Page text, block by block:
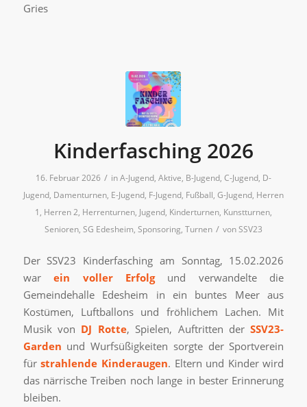
Gries
Kinderfasching 2026
16. Februar 2026 / inA-Jugend, Aktive, B-Jugend, C-Jugend, D-
Jugend, Damenturnen, E-Jugend, F-Jugend, Fußball, G-Jugend, Herren
1 , Herren 2, Herrenturnen, Jugend, Kinderturnen, Kunstturnen,
Senioren, SG Edesheim, Sponsoring, Turnen / vonSSV23
Der SSV23 Kinderfasching am Sonntag, 15.02.2026
warein voller Erfolgund verwandelte die
Gemeindehalle Edesheim in ein buntes Meer aus
Kostümen, Luftballons und fröhlichem Lachen. Mit
Musik von DJ Rotte, Spielen, Auftritten derSSV23-
Garden und Wurfsüßigkeiten sorgte der Sportverein
fürstrahlende Kinderaugen. Eltern und Kinder wird
das närrische Treiben noch lange in bester Erinnerung
bleiben.